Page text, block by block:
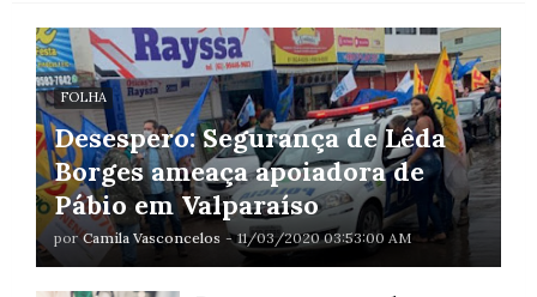
FOLHA
Desespero: Segurança de Lêda
Borges ameaça apoiadora de
Pábio em Valparaíso
por Camila Vasconcelos - 11/03/2020 03:53:00 AM